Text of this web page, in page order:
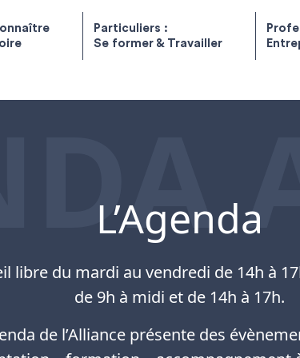
Particuliers :
Se former & Travailler
L’Agenda
libre du mardi au vendredi de 14h à
de 9h à midi et de 14h à 17h.
de l’Alliance présente des